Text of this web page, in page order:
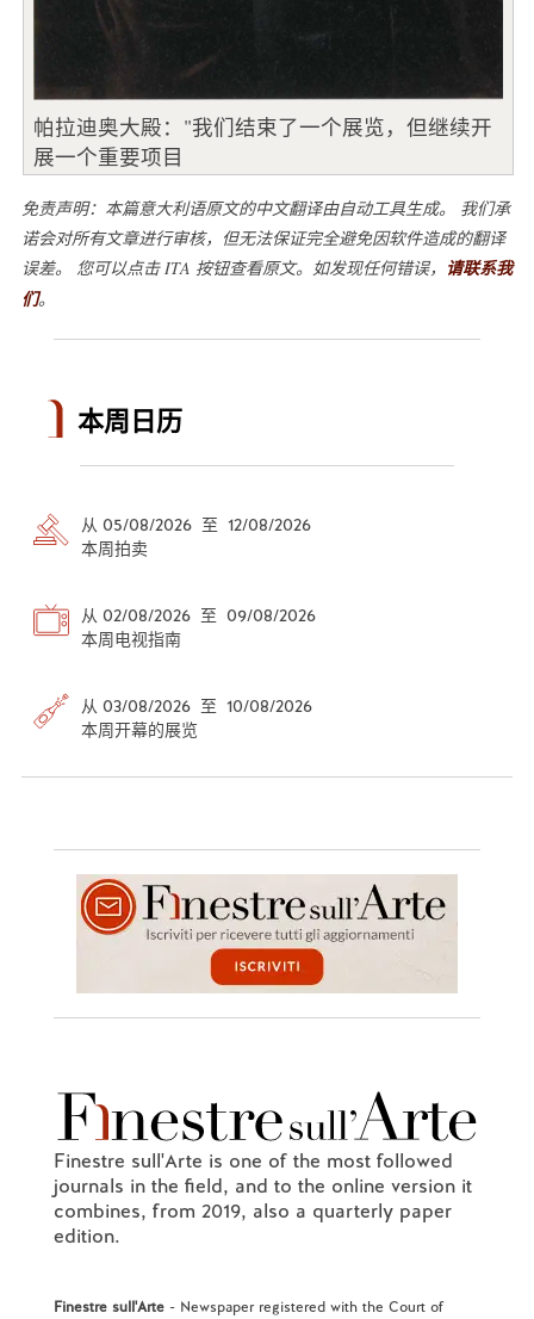
帕拉迪奥大殿："我们结束了一个展览，但继续开
展一个重要项目
免责声明：本篇意大利语原文的中文翻译由自动工具生成。 我们承
诺会对所有文章进行审核，但无法保证完全避免因软件造成的翻译
误差。 您可以点击 ITA 按钮查看原文。如发现任何错误， 请联系我
们。
本周日历
从 05/08/2026 至 12/08/2026
本周拍卖
从 02/08/2026 至 09/08/2026
本周电视指南
从 03/08/2026 至 10/08/2026
本周开幕的展览
Finestre sull'Arte is one of the most followed
journals in the field, and to the online version it
combines, from 2019, also a quarterly paper
edition.
Finestre sull'Arte- Newspaper registered with the Court of